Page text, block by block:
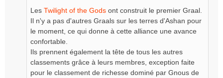
Les Twilight of the Gods ont construit le premier Graal.
Il n'y a pas d'autres Graals sur les terres d'Ashan pour
le moment, ce qui donne à cette alliance une avance
confortable.
Ils prennent également la tête de tous les autres
classements grâce à leurs membres, exception faite
pour le classement de richesse dominé par Gnous de